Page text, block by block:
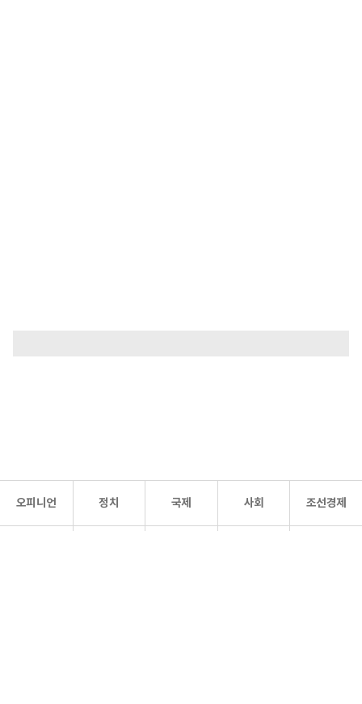
오피니언 정치 국제 사회 조선경제